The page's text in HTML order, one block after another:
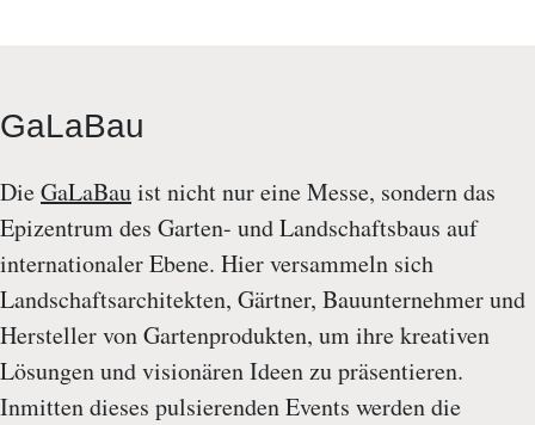
GaLaBau
DieGaLaBauist nicht nur eine Messe, sondern das
Epizentrum des Garten- und Landschaftsbaus auf
internationaler Ebene. Hier versammeln sich
Landschaftsarchitekten, Gärtner, Bauunternehmer und
Hersteller von Gartenprodukten, um ihre kreativen
Lösungen und visionären Ideen zu präsentieren.
Inmitten dieses pulsierenden Events werden die